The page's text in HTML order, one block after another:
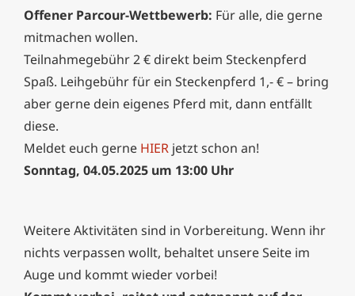
Offener Parcour-Wettbewerb: Für alle, die gerne
mitmachen wollen.
Teilnahmegebühr 2 € direkt beim Steckenpferd
Spaß. Leihgebühr für ein Steckenpferd 1,- € – bring
aber gerne dein eigenes Pferd mit, dann entfällt
diese.
Meldet euch gerne HIER jetzt schon an!
Sonntag, 04.05.2025 um 13:00 Uhr
Weitere Aktivitäten sind in Vorbereitung. Wenn ihr
nichts verpassen wollt, behaltet unsere Seite im
Auge und kommt wieder vorbei!